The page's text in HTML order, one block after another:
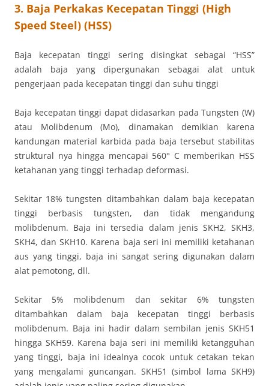
3. Baja Perkakas Kecepatan Tinggi (High
Speed Steel) (HSS)
Baja kecepatan tinggi sering disingkat sebagai “HSS”
adalah baja yang dipergunakan sebagai alat untuk
pengerjaan pada kecepatan tinggi dan suhu tinggi
Baja kecepatan tinggi dapat didasarkan pada Tungsten (W)
atau Molibdenum (Mo), dinamakan demikian karena
kandungan material karbida pada baja tersebut stabilitas
struktural nya hingga mencapai 560° C memberikan HSS
ketahanan yang tinggi terhadap deformasi.
Sekitar 18% tungsten ditambahkan dalam baja kecepatan
tinggi berbasis tungsten, dan tidak mengandung
molibdenum. Baja ini tersedia dalam jenis SKH2, SKH3,
SKH4, dan SKH10. Karena baja seri ini memiliki ketahanan
aus yang tinggi, baja ini sangat sering digunakan dalam
alat pemotong, dll.
Sekitar 5% molibdenum dan sekitar 6% tungsten
ditambahkan dalam baja kecepatan tinggi berbasis
molibdenum. Baja ini hadir dalam sembilan jenis SKH51
hingga SKH59. Karena baja seri ini memiliki ketangguhan
yang tinggi, baja ini idealnya cocok untuk cetakan tekan
yang mengalami guncangan. SKH51 (simbol lama SKH9)